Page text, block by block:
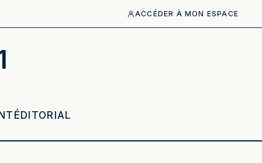
ACCÉDER À MON ESPACE
ÉDITORIAL